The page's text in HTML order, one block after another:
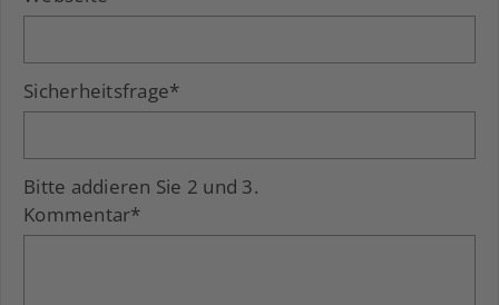
Sicherheitsfrage*
Bitte addieren Sie 2 und 3.
Kommentar*